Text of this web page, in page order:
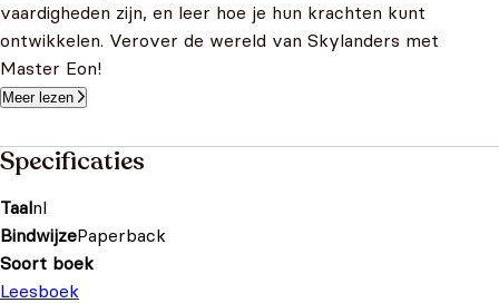
vaardigheden zijn, en leer hoe je hun krachten kunt
ontwikkelen. Verover de wereld van Skylanders met
Master Eon!
Meer lezen
Specificaties
Taalnl
BindwijzePaperback
Soort boek
Leesboek